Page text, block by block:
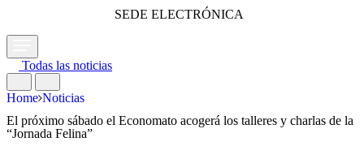
SEDE ELECTRÓNICA
Todas las noticias
Home Noticias
El próximo sábado el Economato acogerá los talleres y charlas de la
“Jornada Felina”